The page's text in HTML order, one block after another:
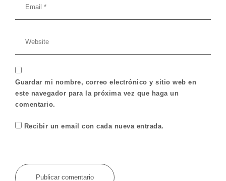
Guardar mi nombre, correo electrónico y sitio web en
este navegador para la próxima vez que haga un
comentario.
Recibir un email con cada nueva entrada.